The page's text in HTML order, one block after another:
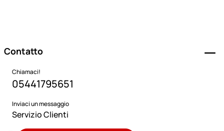
Contatto
Chiamaci!
05441795651
Inviaci un messaggio
Servizio Clienti